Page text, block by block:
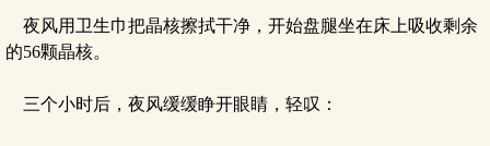
夜风用卫生巾把晶核擦拭干净，开始盘腿坐在床上吸收剩余
的56颗晶核。
三个小时后，夜风缓缓睁开眼睛，轻叹：